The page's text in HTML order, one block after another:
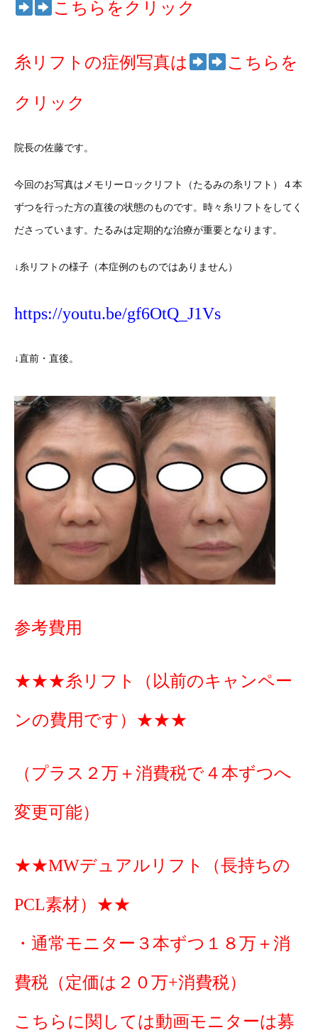
こちらをクリック
糸リフトの症例写真は こちらを
クリック
院長の佐藤です。
今回のお写真はメモリーロックリフト（たるみの糸リフト）４本
ずつを行った方の直後の状態のものです。時々糸リフトをしてく
ださっています。たるみは定期的な治療が重要となります。
↓糸リフトの様子（本症例のものではありません）
https://youtu.be/gf6OtQ_J1Vs
↓直前・直後。
参考費用
★★★糸リフト（以前のキャンペー
ンの費用です）★★★
（プラス２万＋消費税で４本ずつへ
変更可能）
★★MWデュアルリフト（長持ちの
PCL素材）★★
・通常モニター３本ずつ１８万＋消
費税（定価は２０万+消費税）
こちらに関しては動画モニターは募